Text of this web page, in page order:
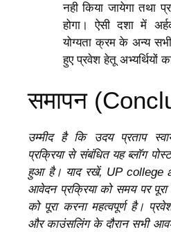
नही किया जायेगा तथा
होगा। ऐसी दशा में
योग्यता क्रम के अन्य
हुए प्रवेश हेतू अभ्यर्थियों
समापन
उम्मीद है कि उदय प्रताप
प्रक्रिया से संबंधित यह ब्लॉग
हुआ है। याद रखें, UP college
आवेदन प्रक्रिया को समय पर पूरा
को पूरा करना महत्वपूर्ण है।
और काउंसलिंग के दौरान सभी